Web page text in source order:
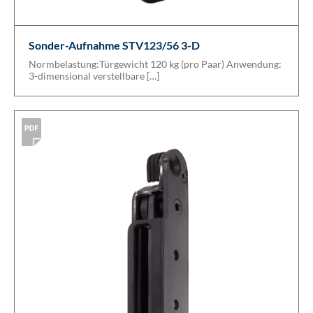
Sonder-Aufnahme STV123/56 3-D
Normbelastung:Türgewicht 120 kg (pro Paar) Anwendung:
3-dimensional verstellbare […]